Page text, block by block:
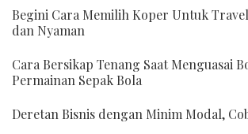
Begini Cara Memilih Koper Untuk
dan Nyaman
Cara Bersikap Tenang Saat Menguasai
Permainan Sepak Bola
Deretan Bisnis dengan Minim Modal,